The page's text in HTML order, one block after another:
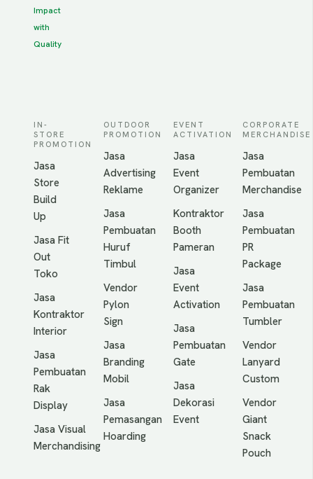
Impact
with
Quality
IN-
STORE
PROMOTION
Jasa
Store
Build
Up
Jasa Fit
Out
Toko
Jasa
Kontraktor
Interior
Jasa
Pembuatan
Rak
Display
Jasa Visual
Merchandising
OUTDOOR
PROMOTION
Jasa
Advertising
Reklame
Jasa
Pembuatan
Huruf
Timbul
Vendor
Pylon
Sign
Jasa
Branding
Mobil
Jasa
Pemasangan
Hoarding
EVENT
ACTIVATION
Jasa
Event
Organizer
Kontraktor
Booth
Pameran
Jasa
Event
Activation
Jasa
Pembuatan
Gate
Jasa
Dekorasi
Event
CORPORATE
MERCHANDISE
Jasa
Pembuatan
Merchandise
Jasa
Pembuatan
PR
Package
Jasa
Pembuatan
Tumbler
Vendor
Lanyard
Custom
Vendor
Giant
Snack
Pouch